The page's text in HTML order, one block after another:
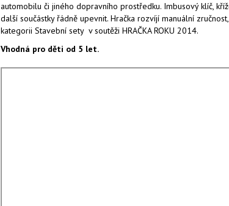
automobilu či jiného dopravního prostředku. Imbusový klíč,
další součástky řádně upevnit. Hračka rozvíjí manuální
kategorii Stavební sety v soutěži HRAČKA ROKU 2014.
Vhodná pro děti od 5 let.